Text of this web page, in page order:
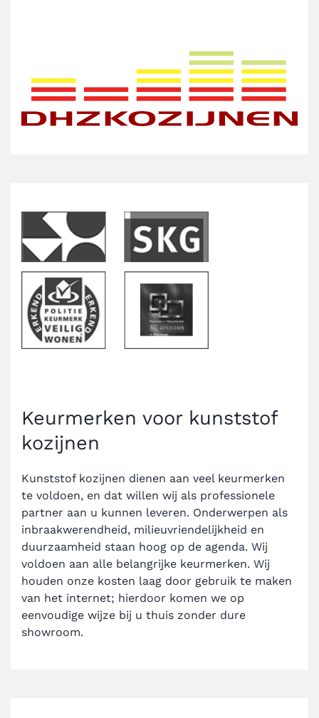
Keurmerken voor kunststof
kozijnen
Kunststof kozijnen dienen aan veel keurmerken
te voldoen, en dat willen wij als professionele
partner aan u kunnen leveren. Onderwerpen als
inbraakwerendheid, milieuvriendelijkheid en
duurzaamheid staan hoog op de agenda. Wij
voldoen aan alle belangrijke keurmerken. Wij
houden onze kosten laag door gebruik te maken
van het internet; hierdoor komen we op
eenvoudige wijze bij u thuis zonder dure
showroom.